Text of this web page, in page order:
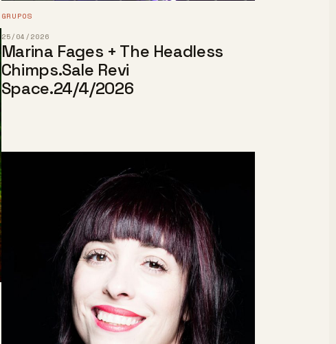
GRUPOS
25/04/2026
Marina Fages + The Headless
Chimps.Sale Revi
Space.24/4/2026